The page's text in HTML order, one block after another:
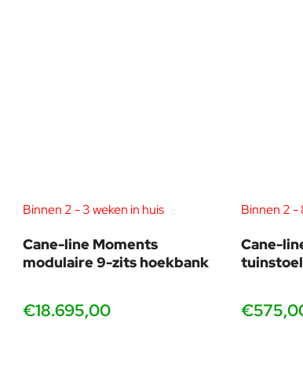
Binnen 2 - 3 weken in huis
Cane-line Moments
modulaire 9-zits hoekbank
€18.695,00
Binnen 2 -
Cane-